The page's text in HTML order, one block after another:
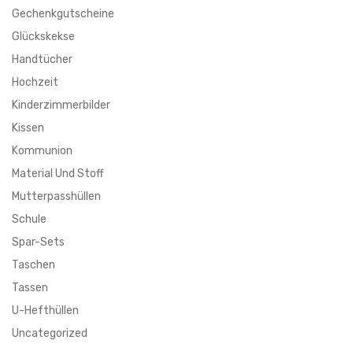
Gechenkgutscheine
Glückskekse
Handtücher
Hochzeit
Kinderzimmerbilder
Kissen
Kommunion
Material Und Stoff
Mutterpasshüllen
Schule
Spar-Sets
Taschen
Tassen
U-Hefthüllen
Uncategorized